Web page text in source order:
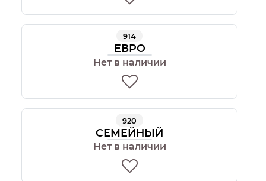
914
ЕВРО
Нет в наличии
920
СЕМЕЙНЫЙ
Нет в наличии